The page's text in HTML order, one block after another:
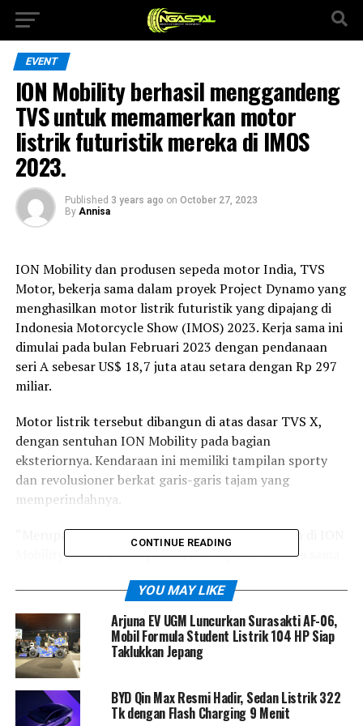
EVENT
ION Mobility berhasil menggandeng
TVS untuk memamerkan motor
listrik futuristik mereka di IMOS
2023.
Published 3 years ago on October 27, 2023
By Annisa
ION Mobility dan produsen sepeda motor India, TVS
Motor, bekerja sama dalam proyek Project Dynamo yang
menghasilkan motor listrik futuristik yang dipajang di
Indonesia Motorcycle Show (IMOS) 2023. Kerja sama ini
dimulai pada bulan Februari 2023 dengan pendanaan
seri A sebesar US$ 18,7 juta atau setara dengan Rp 297
miliar.
Motor listrik tersebut dibangun di atas dasar TVS X,
dengan sentuhan ION Mobility pada bagian
eksteriornya. Kendaraan ini memiliki tampilan sporty
dan revolusioner berkat garis-garis tajam yang
memperindahnya.
“Merupakan suatu kehormatan bagi saya dan tim di ION
Mobility untuk mendapatkan kesempatan bekerja sama
motorsport yang diawali TVS X sebagai titik awal
Project Dynamo,” ujar Founder dan CEO ION Mobility,
James Chan di ICE BSD, Tangerang Selatan, Rabu
(25/10).
Sharad Mohan, President and Group Strategy TVS
CONTINUE READING
YOU MAY LIKE
Arjuna EV UGM Luncurkan Surasakti AF-06,
Mobil Formula Student Listrik 104 HP Siap
Taklukkan Jepang
BYD Qin Max Resmi Hadir, Sedan Listrik 322
Tk dengan Flash Charging 9 Menit